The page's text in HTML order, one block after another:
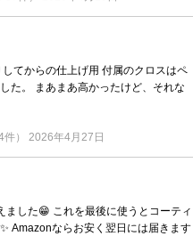
てからの仕上げ用 付属のクロスはペ
た。 まあまあ高かったけど、それな
） 2026年4月27日
した😁 これを最後に使うとコーティ
Amazonならお安く翌日には届きます